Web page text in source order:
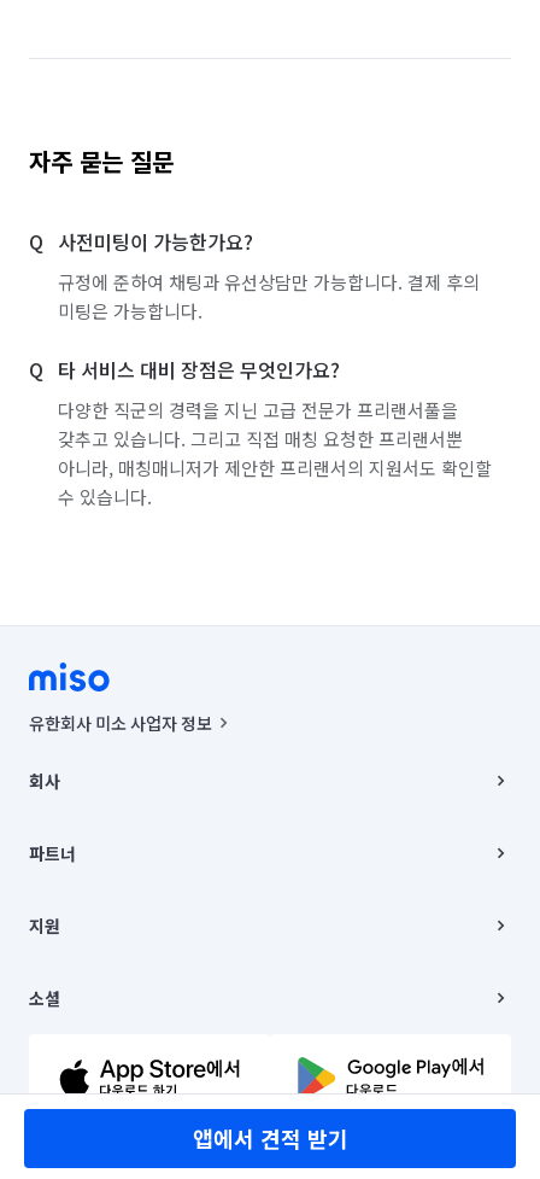
자주 묻는 질문
사전미팅이 가능한가요?
규정에 준하여 채팅과 유선상담만 가능합니다. 결제 후의
미팅은 가능합니다.
타 서비스 대비 장점은 무엇인가요?
다양한 직군의 경력을 지닌 고급 전문가 프리랜서풀을
갖추고 있습니다. 그리고 직접 매칭 요청한 프리랜서뿐
아니라, 매칭매니저가 제안한 프리랜서의 지원서도 확인할
수 있습니다.
앱에서 견적 받기
유한회사 미소 사업자 정보
00019 |
주소 | 본사: 서울특별시 종로구 율곡로 6(중학동, 트윈트리빌딩) B동 5층
컨택센터 : 서울특별시 종로구 수송동 율곡로 24, 7층, 8층 미소
상품, 상품정보, 거래에 관한 의무와 책임은 거래당사자에게 있습니다.
언론 보도 관련 문의:
© 유한회사 미소. Miso, Inc. All Rights Reserved.
회사
채용
파트너
이사
지원
이용약관
문의하기
소셜
유튜브